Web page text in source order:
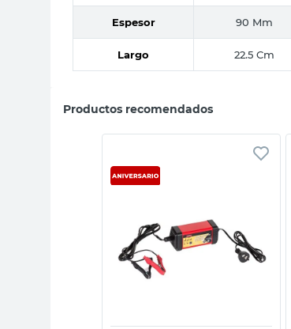
Espesor 90 Mm
Largo 22.5 Cm
Productos recomendados